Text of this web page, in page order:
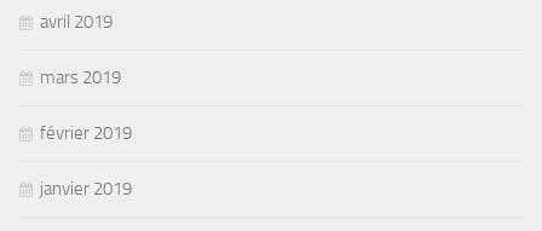
avril 2019
mars 2019
février 2019
janvier 2019